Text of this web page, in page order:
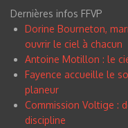
Dernières infos FFVP
Dorine Bourneton,
ouvrir le ciel à chacun
Antoine Motillon : le
Fayence accueille le
planeur
Commission Voltige :
discipline